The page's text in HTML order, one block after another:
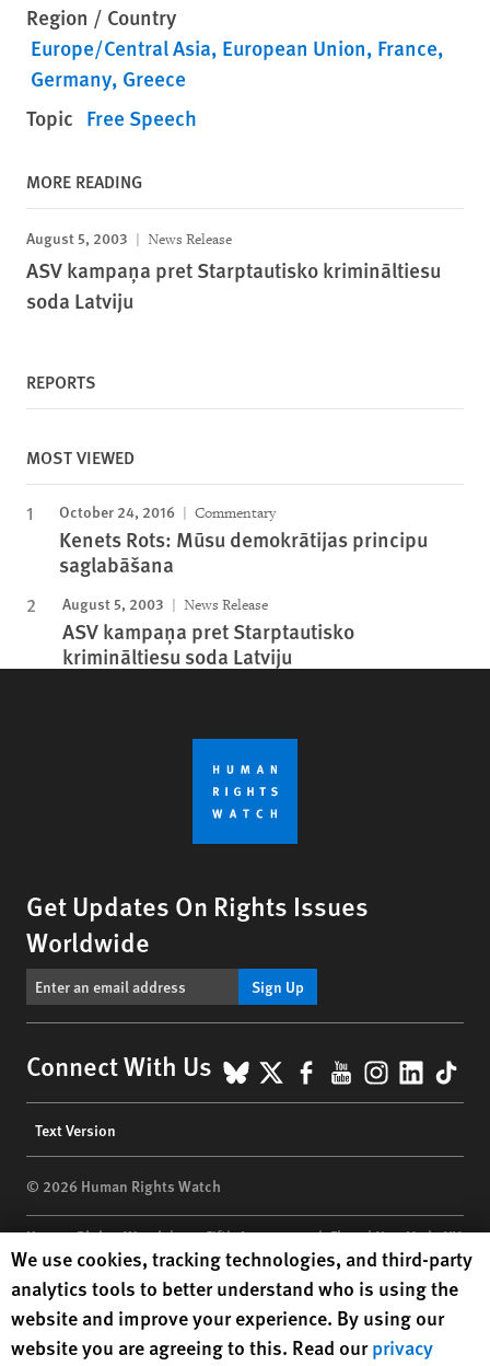
Region / Country
Europe/Central Asia European Union France
Germany Greece
Topic Free Speech
MORE READING
August 5, 2003 News Release
ASV kampaņa pret Starptautisko krimināltiesu
soda Latviju
REPORTS
MOST VIEWED
October 24, 2016 Commentary
Kenets Rots: Mūsu demokrātijas principu
saglabāšana
August 5, 2003 News Release
ASV kampaņa pret Starptautisko
krimināltiesu soda Latviju
Get Updates On Rights Issues
Worldwide
Sign Up
Connect With Us BlueSky
X Facebook
YouTube
menu
Text Version
© 2026 Human Rights Watch
Human Rights Watch| 350 Fifth Avenue, 34th Floor | New York,NY
10118-3299USA|t 1.212.290.4700
Human Rights Watchis a 501(C)(3) nonprofit registered in the US
under EIN: 13-2875808
Human Rights Watch cookie preferences
We use cookies, tracking technologies, and third-party
analytics tools to better understand who is using the
website and improve your experience. By using our
website you are agreeing to this. Read ourprivacy